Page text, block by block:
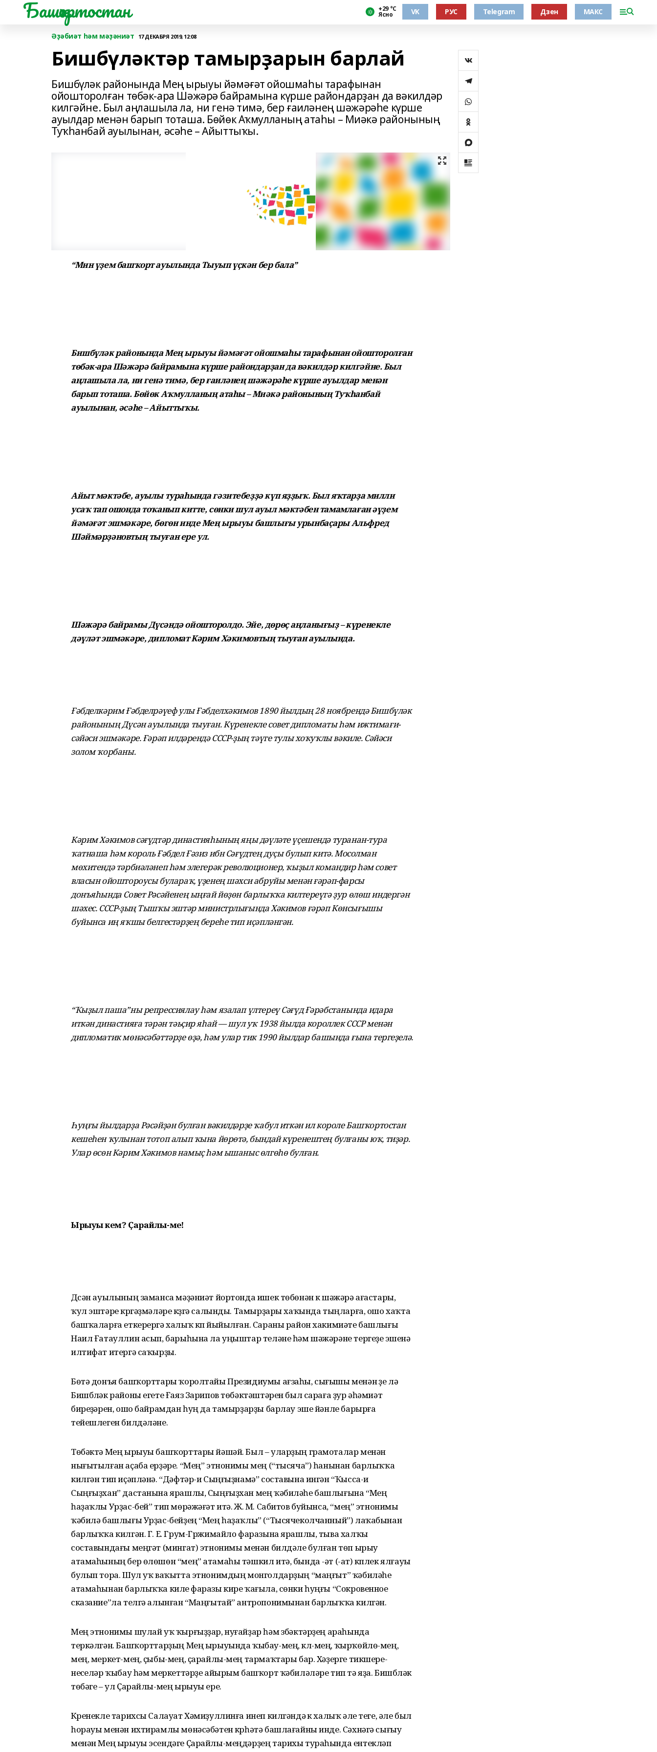
Башҡортостан +29 °С
Ясно VK РУС Telegram Дзен МАКС
Әҙәбиәт һәм мәҙәниәт 17 ДЕКАБРЯ 2019, 12:08
Бишбүләктәр тамырҙарын барлай
Бишбүләк районында Мең ырыуы йәмәғәт ойошмаһы тарафынан
ойошторолған төбәк-ара Шәжәрә байрамына күрше райондарҙан да вәкилдәр
килгәйне. Был аңлашыла ла, ни генә тимә, бер ғаиләнең шәжәрәһе күрше
ауылдар менән барып тоташа. Бөйөк Аҡмулланың атаһы – Миәкә районының
Туҡһанбай ауылынан, әсәһе – Айыттыҡы.
“Мин үҙем башҡорт ауылында Тыуып үҫкән бер бала”
Бишбүләк районында Мең ырыуы йәмәғәт ойошмаһы тарафынан ойошторолған
төбәк-ара Шәжәрә байрамына күрше райондарҙан да вәкилдәр килгәйне. Был
аңлашыла ла, ни генә тимә, бер ғаиләнең шәжәрәһе күрше ауылдар менән
барып тоташа. Бөйөк Аҡмулланың атаһы – Миәкә районының Туҡһанбай
ауылынан, әсәһе – Айыттыҡы.
Айыт мәктәбе, ауылы тураһында гәзитебеҙҙә күп яҙҙыҡ. Был яҡтарҙа милли
усаҡ тап ошонда тоҡанып китте, сөнки шул ауыл мәктәбен тамамлаған әүҙем
йәмәғәт эшмәкәре, бөгөн инде Мең ырыуы башлығы урынбаҫары Альфред
Шәймәрҙәновтың тыуған ере ул.
Шәжәрә байрамы Дүсәндә ойошторолдо. Эйе, дөрөҫ аңланығыҙ – күренекле
дәүләт эшмәкәре, дипломат Кәрим Хә­кимовтың тыуған ауылында.
Ғәбделкәрим Ғәбделрәүеф улы Ғәбделхәкимов 1890 йылдың 28 ноябрендә Бишбүләк
районының Дүсән ауылында тыуған. Күренекле совет дипломаты һәм ижтимағи-
сәйәси эшмәкәре. Ғәрәп илдәрендә СССР-ҙың тәүге тулы хоҡуҡлы вәкиле. Сәйәси
золом ҡорбаны.
Кәрим Хәкимов сәғүдтәр династияһының яңы дәүләте үҫешендә туранан-тура
ҡатнаша һәм король Ғәбдел Ғәзиз ибн Сәғүдтең дуҫы булып китә. Мосолман
мөхитендә тәрбиәләнеп һәм элегерәк революционер, ҡыҙыл командир һәм совет
власын ойоштороусы булараҡ, үҙенең шәхси абруйы менән ғәрәп-фарсы
донъяһында Совет Рәсәйенең ыңғай йөҙөн барлыҡҡа килтереүгә ҙур өлөш индергән
шәхес. СССР-ҙың Тышҡы эштәр министрлығында Хәкимов ғәрәп Көнсығышы
буйынса иң яҡшы белгестәрҙең береһе тип иҫәпләнгән.
“Ҡыҙыл паша”ны репрессиялау һәм язалап үлтереү Сәғүд Ғәрәбстанында идара
иткән династияға тәрән тәьҫир яһай — шул уҡ 1938 йылда короллек СССР менән
дипломатик мөнәсәбәттәрҙе өҙә, һәм улар тик 1990 йылдар башында ғына тергеҙелә.
Һуңғы йылдарҙа Рәсәйҙән булған вәкилдәрҙе ҡабул иткән ил короле Башҡортостан
кешеһен ҡулынан тотоп алып ҡына йөрөтә, бындай күренештең булғаны юҡ, тиҙәр.
Улар өсөн Кәрим Хәкимов намыҫ һәм ышаныс өлгөһө булған.
Ырыуың кем? Ҫарайлы-мең!
Дүсән ауылының заманса мәҙәниәт йортонда ишек төбөнән үк шәжәрә ағастары,
ҡул эштәре күргәҙмәләре күҙгә салынды. Тамырҙары хаҡында тыңларға, ошо хаҡта
башҡаларға еткерергә халыҡ күп йыйылған. Сараны район хакимиәте башлығы
Наил Ғатауллин асып, барыһына ла уңыштар теләне һәм шәжәрәне тергеҙеү эшенә
илтифат итергә саҡырҙы.
Бөтә донъя башҡорттары ҡоролтайы Президиумы ағзаһы, сығышы менән үҙе лә
Бишбүләк районы егете Ғаяз Зарипов төбәктәштәрен был сараға ҙур әһәмиәт
биреүҙәрен, ошо байрамдан һуң да тамырҙарҙы барлау эше йәнле барырға
тейешлеген билдәләне.
Төбәктә Мең ырыуы башҡорттары йәшәй. Был – уларҙың грамоталар менән
нығытылған аҫаба ерҙәре. “Мең” этнонимы мең (“тысяча”) һанынан бар­лыҡҡа
килгән тип иҫәпләнә. “Дәфтәр-и Сыңғыҙнамә” сос­тавына ингән “Ҡысса-и
Сыңғыҙхан” дастанына ярашлы, Сыңғыҙхан мең ҡәбиләһе башлығына “Мең
һаҙаҡлы Урҙас-бей” тип мөрәжәғәт итә. Ж. М. Сабитов буйынса, “мең” этнонимы
ҡәбилә башлығы Урҙас-бейҙең “Мең һаҙаҡлы” (“Тысячеколчанный”) лаҡабынан
барлыҡҡа килгән. Г. Е. Грум-Гржимайло фаразына ярашлы, тыва халҡы
составындағы меңгәт (мингат) этнонимы менән билдәле булған төп ырыу
атамаһының бер өлөшөн “мең” атамаһы тәшкил итә, бында -әт (-ат) күплек ялғауы
булып тора. Шул уҡ ваҡытта этнонимдың монголдарҙың “маңғыт” ҡәбиләһе
атамаһынан барлыҡ­ҡа килеү фаразы кире ҡағыла, сөнки һуңғы “Сокровенное
сказание”ла телгә алынған “Маңғытай” антропонимынан барлыҡҡа килгән.
Мең этнонимы шулай уҡ ҡырғыҙҙар, нуғайҙар һәм үзбәктәрҙең араһында
теркәлгән. Башҡорттарҙың Мең ырыуында ҡыбау-мең, күл-мең, ҡырҡөйлө-мең,
мең, меркет-мең, ҫыбы-мең, ҫа­райлы-мең тармаҡтары бар. Хәҙерге тикшере­
неүселәр ҡыбау һәм меркет­тәрҙе айырым башҡорт ҡәбиләләре тип тә яҙа. Бишбүләк
төбәге – ул Ҫарайлы-мең ырыуы ере.
Күренекле тарихсы Салауат Хәми­ҙуллинға инеп килгәндә үк халыҡ әле теге, әле был
һорауы менән ихтирамлы мөнәсәбәтен күрһәтә башлағайны инде. Сәхнәгә сығыу
менән Мең ырыуы эсендәге Ҫарайлы-меңдәрҙең тарихы тураһында ентекләп